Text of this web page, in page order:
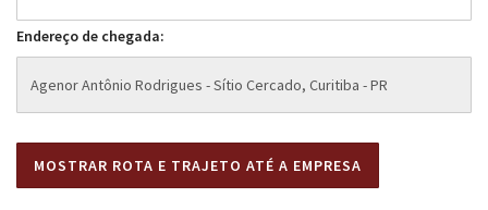
Endereço de chegada: